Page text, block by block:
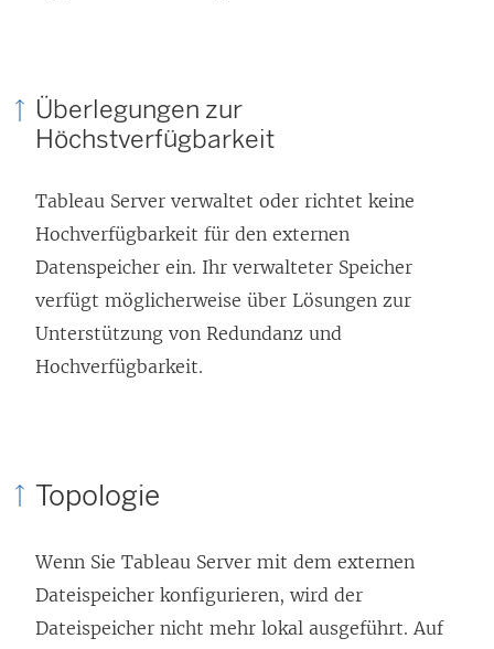
Überlegungen zur
Höchstverfügbarkeit
Tableau Server verwaltet oder richtet keine
Hochverfügbarkeit für den externen
Datenspeicher ein. Ihr verwalteter Speicher
verfügt möglicherweise über Lösungen zur
Unterstützung von Redundanz und
Hochverfügbarkeit.
Topologie
Wenn Sie Tableau Server mit dem externen
Dateispeicher konfigurieren, wird der
Dateispeicher nicht mehr lokal ausgeführt. Auf